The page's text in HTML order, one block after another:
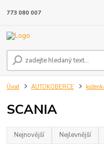
773 080 007
Úvod AUTOKOBERCE
SCANIA
Nejnovější Nejlevnější